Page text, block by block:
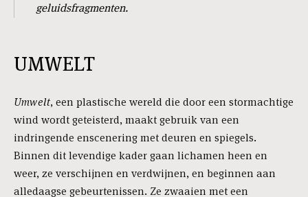
geluidsfragmenten.
UMWELT
Umwelt, een plastische wereld die door een stormachtige
wind wordt geteisterd, maakt gebruik van een
indringende enscenering met deuren en spiegels.
Binnen dit levendige kader gaan lichamen heen en
weer, ze verschijnen en verdwijnen, en beginnen aan
alledaagse gebeurtenissen. Ze zwaaien met een